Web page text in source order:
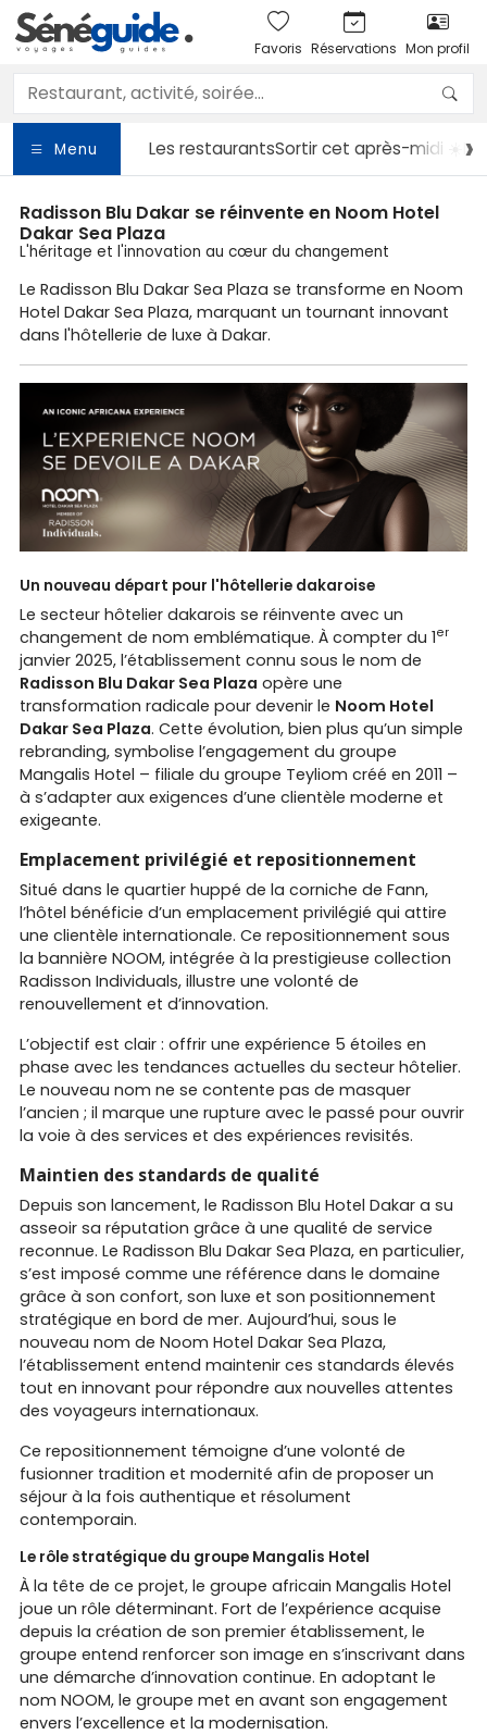
Favoris Réservations Mon profil
Menu Les restaurantsSortircet après-midi ☀️
Radisson Blu Dakar se réinvente en Noom Hotel
Dakar Sea Plaza
L'héritage et l'innovation au cœur du changement
Le Radisson Blu Dakar Sea Plaza se transforme en Noom
Hotel Dakar Sea Plaza, marquant un tournant innovant
dans l'hôtellerie de luxe à Dakar.
Un nouveau départ pour l'hôtellerie dakaroise
Le secteur hôtelier dakarois se réinvente avec un
changement de nom emblématique. À compter du 1er
janvier 2025, l’établissement connu sous le nom de
Radisson Blu Dakar Sea Plaza opère une
transformation radicale pour devenir le Noom Hotel
Dakar Sea Plaza. Cette évolution, bien plus qu’un simple
rebranding, symbolise l’engagement du groupe
Mangalis Hotel – filiale du groupe Teyliom créé en 2011 –
à s’adapter aux exigences d’une clientèle moderne et
exigeante.
Emplacement privilégié et repositionnement
Situé dans le quartier huppé de la corniche de Fann,
l’hôtel bénéficie d’un emplacement privilégié qui attire
une clientèle internationale. Ce repositionnement sous
la bannière NOOM, intégrée à la prestigieuse collection
Radisson Individuals, illustre une volonté de
renouvellement et d’innovation.
L’objectif est clair : offrir une expérience 5 étoiles en
phase avec les tendances actuelles du secteur hôtelier.
Le nouveau nom ne se contente pas de masquer
l’ancien ; il marque une rupture avec le passé pour ouvrir
la voie à des services et des expériences revisités.
Maintien des standards de qualité
Depuis son lancement, le Radisson Blu Hotel Dakar a su
asseoir sa réputation grâce à une qualité de service
reconnue. Le Radisson Blu Dakar Sea Plaza, en particulier,
s’est imposé comme une référence dans le domaine
grâce à son confort, son luxe et son positionnement
stratégique en bord de mer. Aujourd’hui, sous le
nouveau nom de Noom Hotel Dakar Sea Plaza,
l’établissement entend maintenir ces standards élevés
tout en innovant pour répondre aux nouvelles attentes
des voyageurs internationaux.
Ce repositionnement témoigne d’une volonté de
fusionner tradition et modernité afin de proposer un
séjour à la fois authentique et résolument
contemporain.
Le rôle stratégique du groupe Mangalis Hotel
À la tête de ce projet, le groupe africain Mangalis Hotel
joue un rôle déterminant. Fort de l’expérience acquise
depuis la création de son premier établissement, le
groupe entend renforcer son image en s’inscrivant dans
une démarche d’innovation continue. En adoptant le
nom NOOM, le groupe met en avant son engagement
envers l’excellence et la modernisation.